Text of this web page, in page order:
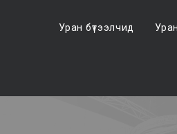
Уран бүтээлчид